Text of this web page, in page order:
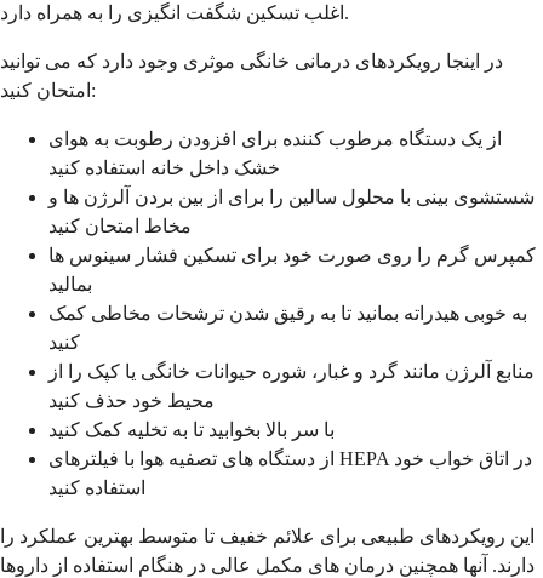
اغلب تسکین شگفت انگیزی را به همراه دارد.
در اینجا رویکردهای درمانی خانگی موثری وجود دارد که می توانید
امتحان کنید:
از یک دستگاه مرطوب کننده برای افزودن رطوبت به هوای
خشک داخل خانه استفاده کنید
شستشوی بینی با محلول سالین را برای از بین بردن آلرژن ها و
مخاط امتحان کنید
کمپرس گرم را روی صورت خود برای تسکین فشار سینوس ها
بمالید
به خوبی هیدراته بمانید تا به رقیق شدن ترشحات مخاطی کمک
کنید
منابع آلرژن مانند گرد و غبار، شوره حیوانات خانگی یا کپک را از
محیط خود حذف کنید
با سر بالا بخوابید تا به تخلیه کمک کنید
از دستگاه های تصفیه هوا با فیلترهای HEPA در اتاق خواب خود
استفاده کنید
این رویکردهای طبیعی برای علائم خفیف تا متوسط ​​بهترین عملکرد را
دارند. آنها همچنین درمان های مکمل عالی در هنگام استفاده از داروها